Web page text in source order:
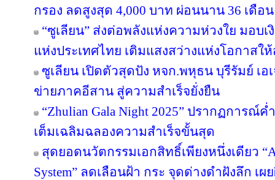
กรอง ลดสูงสุด 4,000 บาท ผ่อนนาน 36 เดือน
“ซูเลียน” ส่งต่อพลังแห่งความห่วงใย มอ
แห่งประเทศไทย เติมแสงสว่างแห่งโอกาสใ
ซูเลียน เปิดตัวสุดปัง หจก.พหุธน บุรีรัมย์ เอ
ข่ายภาคอีสาน สู่ความสำเร็จยั่งยืน
“Zhulian Gala Night 2025” ปรากฏการณ์
เต็มเฉลิมฉลองความสำเร็จขั้นสุด
สุดยอดนวัตกรรมเอกสิทธิ์เพียงหนึ่งเดียว
System” ลดเลือนฝ้า กระ จุดด่างดำฝังลึก เ